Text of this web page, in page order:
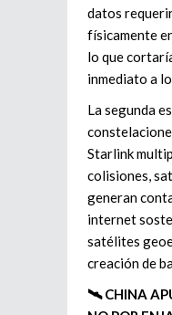
datos
físicamente
lo que
inmediato a
La segunda
Starlink
colisiones,
generan
internet
satélites
creación de
🛰️ CHINA